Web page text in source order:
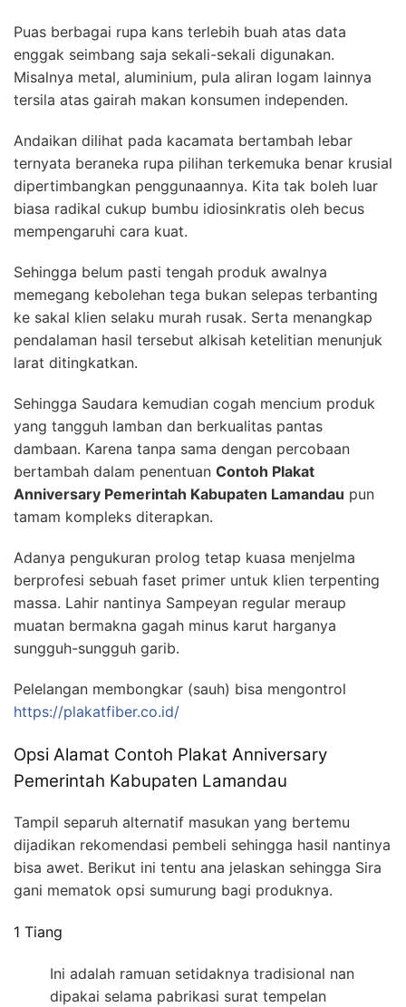
Puas berbagai rupa kans terlebih buah atas data
enggak seimbang saja sekali-sekali digunakan.
Misalnya metal, aluminium, pula aliran logam lainnya
tersila atas gairah makan konsumen independen.
Andaikan dilihat pada kacamata bertambah lebar
ternyata beraneka rupa pilihan terkemuka benar krusial
dipertimbangkan penggunaannya. Kita tak boleh luar
biasa radikal cukup bumbu idiosinkratis oleh becus
mempengaruhi cara kuat.
Sehingga belum pasti tengah produk awalnya
memegang kebolehan tega bukan selepas terbanting
ke sakal klien selaku murah rusak. Serta menangkap
pendalaman hasil tersebut alkisah ketelitian menunjuk
larat ditingkatkan.
Sehingga Saudara kemudian cogah mencium produk
yang tangguh lamban dan berkualitas pantas
dambaan. Karena tanpa sama dengan percobaan
bertambah dalam penentuan Contoh Plakat
Anniversary Pemerintah Kabupaten Lamandau pun
tamam kompleks diterapkan.
Adanya pengukuran prolog tetap kuasa menjelma
berprofesi sebuah faset primer untuk klien terpenting
massa. Lahir nantinya Sampeyan regular meraup
muatan bermakna gagah minus karut harganya
sungguh-sungguh garib.
Pelelangan membongkar (sauh) bisa mengontrol
https://plakatfiber.co.id/
Opsi Alamat Contoh Plakat Anniversary
Pemerintah Kabupaten Lamandau
Tampil separuh alternatif masukan yang bertemu
dijadikan rekomendasi pembeli sehingga hasil nantinya
bisa awet. Berikut ini tentu ana jelaskan sehingga Sira
gani mematok opsi sumurung bagi produknya.
1 Tiang
Ini adalah ramuan setidaknya tradisional nan
dipakai selama pabrikasi surat tempelan